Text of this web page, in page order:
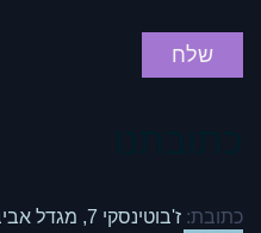
כתובת: ז'בוטינסקי 7, מגדל אביב, קומה 52, רמת גן